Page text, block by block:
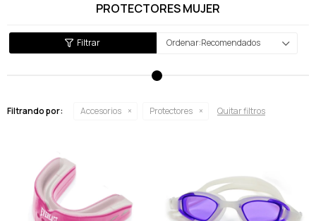
PROTECTORES MUJER
Recomendados
Filtrando por: Accesorios Protectores Quitar filtros